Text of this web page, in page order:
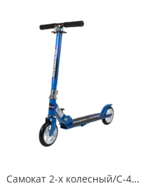
Самокат 2-х колесный/С-46625